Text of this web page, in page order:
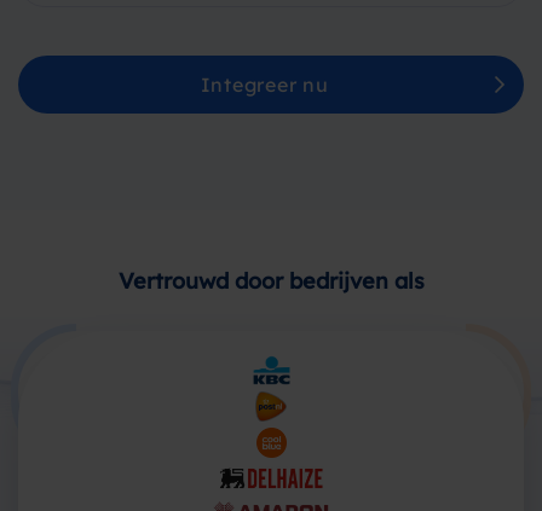
Integreer nu
Vertrouwd door bedrijven als